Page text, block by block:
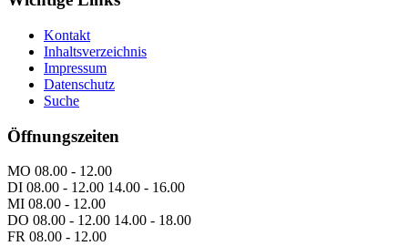
Kontakt
Inhaltsverzeichnis
Impressum
Datenschutz
Suche
Öffnungszeiten
MO 08.00 - 12.00
DI 08.00 - 12.00 14.00 - 16.00
MI 08.00 - 12.00
DO 08.00 - 12.00 14.00 - 18.00
FR 08.00 - 12.00